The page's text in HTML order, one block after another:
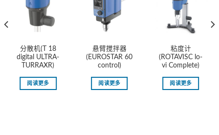
分散机(T 18
digital ULTRA-
TURRAXR)
阅读更多
悬臂搅拌器
(EUROSTAR 60
control)
阅读更多
粘度计
(ROTAVISC lo-
vi Complete)
阅读更多